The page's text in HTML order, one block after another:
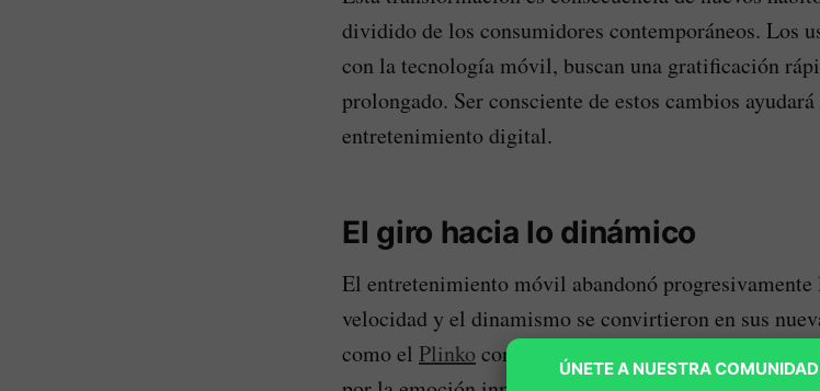
dividido de los consumidores contemporáneos. Los
con la tecnología móvil, buscan una gratificación
prolongado. Ser consciente de estos cambios
entretenimiento digital.
El giro hacia lo dinámico
El entretenimiento móvil abandonó
velocidad y el dinamismo se convirtieron en sus
como el Plinko conviven hoy con las apuestas
ÚNETE A NUESTRA